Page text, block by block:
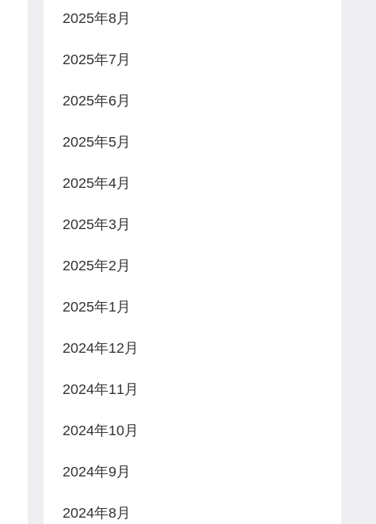
2025年8月
2025年7月
2025年6月
2025年5月
2025年4月
2025年3月
2025年2月
2025年1月
2024年12月
2024年11月
2024年10月
2024年9月
2024年8月